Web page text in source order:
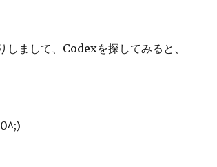
まして、Codexを探してみると、